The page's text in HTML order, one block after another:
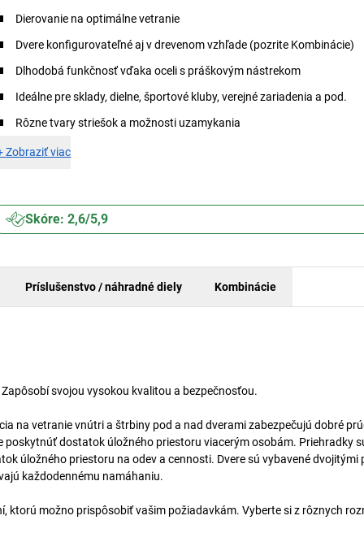
Dierovanie na optimálne vetranie
Dvere konfigurovateľné aj v drevenom vzhľade (pozrite Kombinácie)
Dlhodobá funkčnosť vďaka oceli s práškovým nástrekom
Ideálne pre sklady, dielne, športové kluby, verejné zariadenia a pod.
Rôzne tvary striešok a možnosti uzamykania
Zobraziť viac
Skóre: 2,6/5,9
Príslušenstvo / náhradné diely Kombinácie
svojou vysokou kvalitou a bezpečnosťou.
na vetranie vnútri a štrbiny pod a nad dverami zabezpečujú dobré
dostatok úložného priestoru viacerým osobám. Priehradky
úložného priestoru na odev a cennosti. Dvere sú vybavené dvojitými
každodennému namáhaniu.
možno prispôsobiť vašim požiadavkám. Vyberte si z rôznych